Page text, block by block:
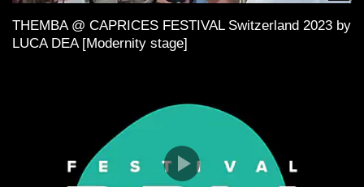
THEMBA @ CAPRICES FESTIVAL Switzerland 2023 by
LUCA DEA [Modernity stage]